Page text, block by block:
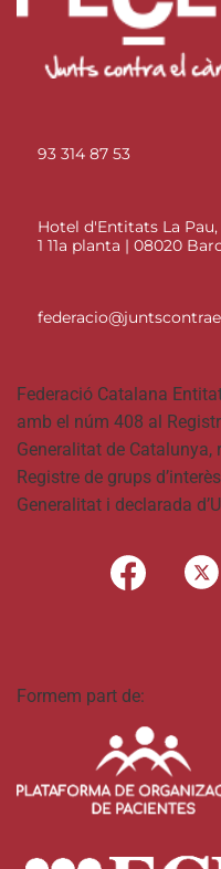
93 314 87 53
Hotel d'Entitats La
1 11a planta | 08020
Federació Catalana
amb el núm 408 al
Generalitat de
Registre de grups
Generalitat i declarada
Formem part de: